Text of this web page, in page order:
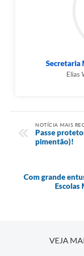
Secretaria
Elias
NOTÍCIA MAIS
Passe
pimentão)!
Com grande
Escolas
VEJA